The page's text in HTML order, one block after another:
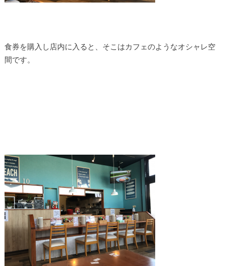
食券を購入し店内に入ると、そこはカフェのようなオシャレ空
間です。